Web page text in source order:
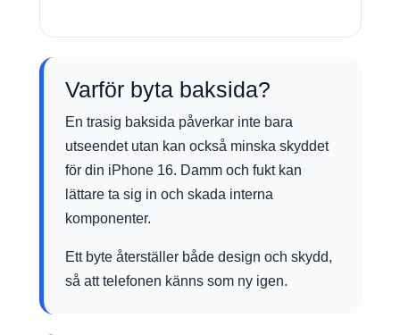
Varför byta baksida?
En trasig baksida påverkar inte bara
utseendet utan kan också minska skyddet
för din iPhone 16. Damm och fukt kan
lättare ta sig in och skada interna
komponenter.
Ett byte återställer både design och skydd,
så att telefonen känns som ny igen.